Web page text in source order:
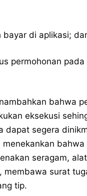
bayar di aplikasi;
permohonan
bahwa
eksekusi
dapat segera
menekankan bahwa
seragam,
membawa surat
tip.